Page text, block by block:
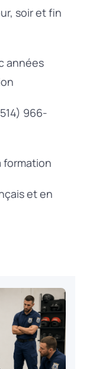
soir et fin
années
966-
formation
et en